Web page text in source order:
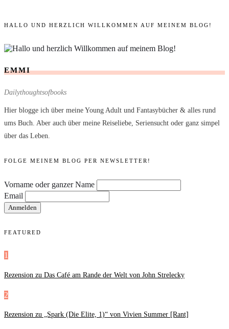
HALLO UND HERZLICH WILLKOMMEN AUF MEINEM BLOG!
EMMI
Dailythoughtsofbooks
Hier blogge ich über meine Young Adult und Fantasybücher & alles rund
ums Buch. Aber auch über meine Reiseliebe, Seriensucht oder ganz simpel
über das Leben.
FOLGE MEINEM BLOG PER NEWSLETTER!
Vorname oder ganzer Name
Email
FEATURED
1
Rezension zu Das Café am Rande der Welt von John Strelecky
2
Rezension zu „Spark (Die Elite, 1)“ von Vivien Summer [Rant]